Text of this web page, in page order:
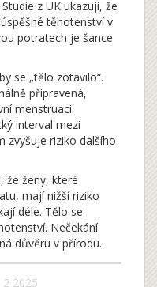
z UK ukazují, že
těhotenství v
potratech je šance
se „tělo zotavilo“.
připravená,
menstruaci.
interval mezi
zvyšuje riziko dalšího
že ženy, které
mají nižší riziko
déle. Tělo se
Nečekání
důvěru v přírodu.
2025